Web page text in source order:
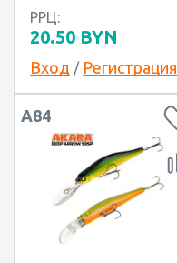
РРЦ:
20.50 BYN
Вход / Регистрация
А84